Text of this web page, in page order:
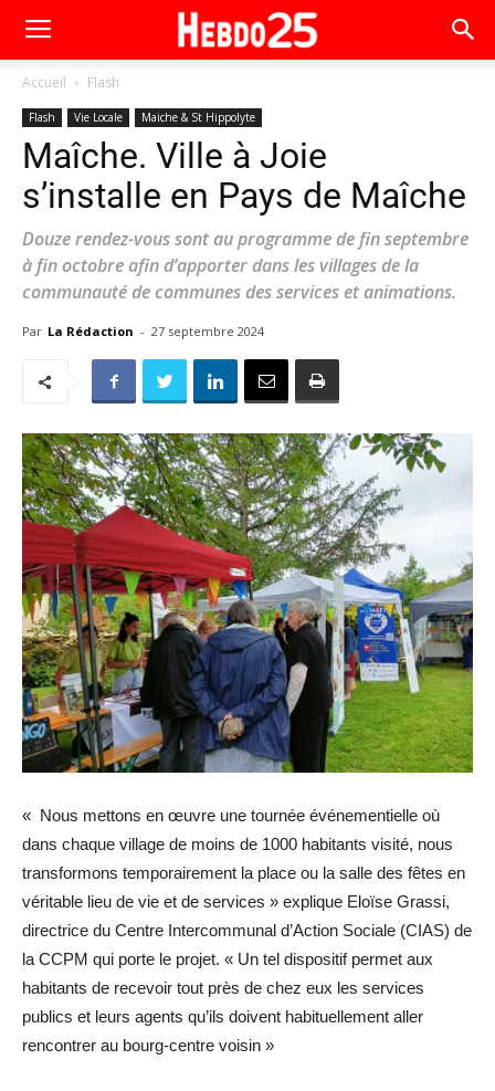
Accueil Flash
Flash Vie Locale Maiche & St Hippolyte
Maîche. Ville à Joie
s’installe en Pays de Maîche
Douze rendez-vous sont au programme de fin septembre
à fin octobre afin d’apporter dans les villages de la
communauté de communes des services et animations.
Par La Rédaction - 27 septembre 2024
« Nous mettons en œuvre une tournée événementielle où
dans chaque village de moins de 1000 habitants visité, nous
transformons temporairement la place ou la salle des fêtes en
véritable lieu de vie et de services » explique Eloïse Grassi,
directrice du Centre Intercommunal d’Action Sociale (CIAS) de
la CCPM qui porte le projet. « Un tel dispositif permet aux
habitants de recevoir tout près de chez eux les services
publics et leurs agents qu’ils doivent habituellement aller
rencontrer au bourg-centre voisin »